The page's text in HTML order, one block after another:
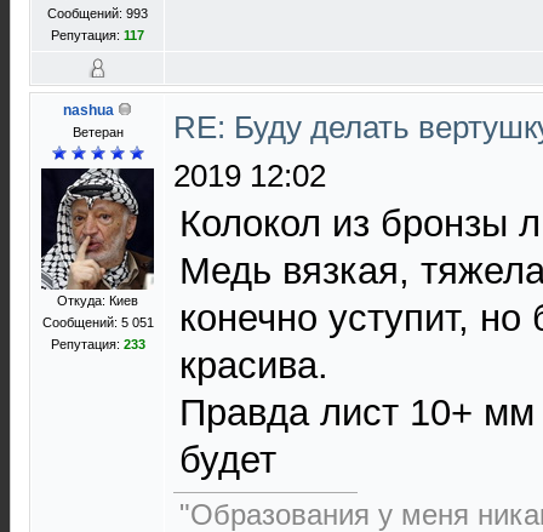
Сообщений: 993
Репутация: 117
nashua
Ветеран
Откуда: Киев
Сообщений: 5 051
Репутация: 233
RE: Буду делать
2019 12:02
Колокол из бронзы
Медь вязкая,
конечно уступит, но
красива.
Правда лист 10+ мм
будет
"Образования у меня